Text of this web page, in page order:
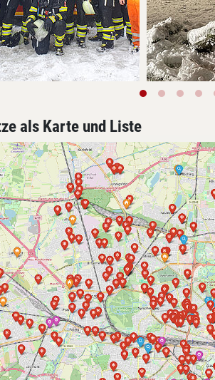
als Karte und Liste